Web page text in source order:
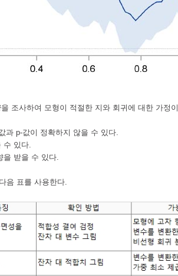
조사하여 모형이 적절한 지와 회귀에 대한 가정이
과 p-값이 정확하지 않을 수 있다.
수 있다.
을 받을 수 있다.
음 표를 사용한다.